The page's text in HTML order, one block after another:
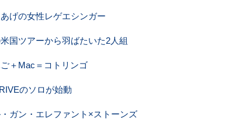
げの女性レゲエシンガー
国ツアーから羽ばたいた2人組
＋Mac＝コトリンゴ
のソロが始動
ガン・エレファント×ストーンズ